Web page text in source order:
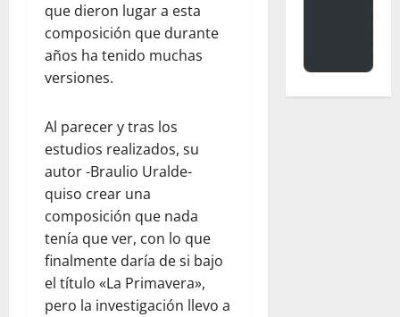
que dieron lugar a esta
composición que durante
años ha tenido muchas
versiones.
Al parecer y tras los
estudios realizados, su
autor -Braulio Uralde-
quiso crear una
composición que nada
tenía que ver, con lo que
finalmente daría de si bajo
el título «La Primavera»,
pero la investigación llevo a